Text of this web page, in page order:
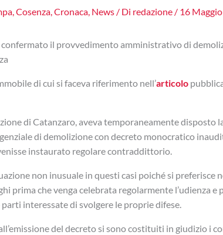
,Cosenza,Cronaca, News/ Di redazione / 16
confermato il provvedimento amministrativo di
di cui si faceva riferimento nell’articolo
di Catanzaro, aveva temporaneamente disposto
di demolizione con decreto monocratico
instaurato regolare contraddittorio.
non inusuale in questi casi poiché si preferisce
prima che venga celebrata regolarmente l’udienza e
interessate di svolgere le proprie difese.
del decreto si sono costituiti in giudizio i